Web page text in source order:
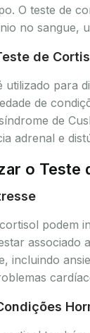
O teste de
no sangue,
de
utilizado para
de
de
adrenal e
o Teste
podem
associado
incluindo